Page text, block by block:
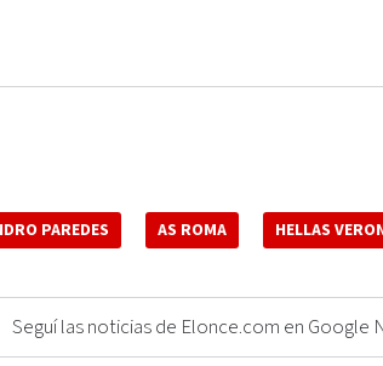
PAREDES AS ROMA HELLAS
Seguí las noticias de Elonce.com en Google